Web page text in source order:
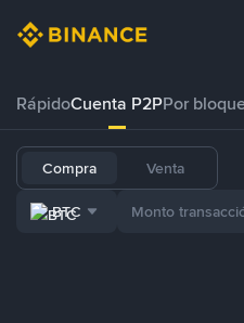
RápidoCuenta P2PPor
Compra Venta
BTC